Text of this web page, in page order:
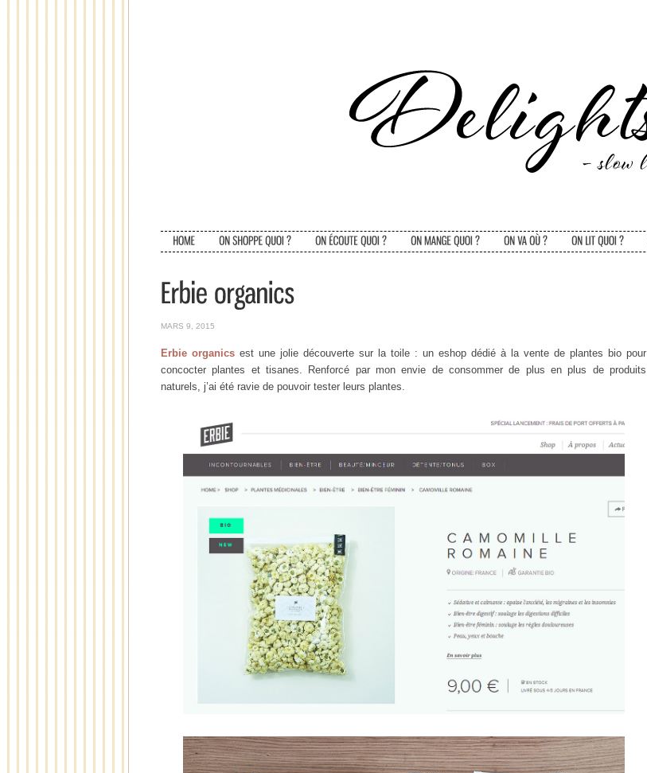
MARS 9, 2015
Erbie organics est une jolie découverte sur la toile : un eshop dédié à la vente de plantes bio pour
concocter plantes et tisanes. Renforcé par mon envie de consommer de plus en plus de produits
naturels, j’ai été ravie de pouvoir tester leurs plantes.